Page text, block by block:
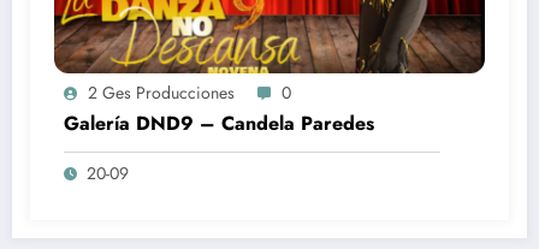
2 Ges Producciones 0
Galería DND9 – Candela Paredes
20-09